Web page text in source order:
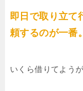
即日で取り立て
頼するのが一番。
いくら借りてよう